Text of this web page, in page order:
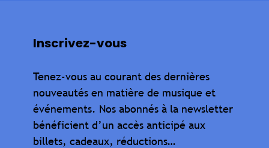
Inscrivez-vous
Tenez-vous au courant des dernières
nouveautés en matière de musique et
événements. Nos abonnés à la newsletter
bénéficient d’un accès anticipé aux
billets, cadeaux, réductions…